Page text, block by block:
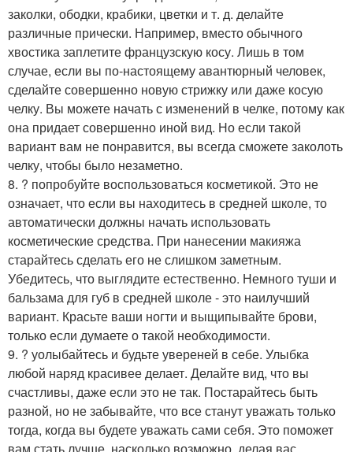
заколки, ободки, крабики, цветки и т. д. делайте
различные прически. Например, вместо обычного
хвостика заплетите французскую косу. Лишь в том
случае, если вы по-настоящему авантюрный человек,
сделайте совершенно новую стрижку или даже косую
челку. Вы можете начать с изменений в челке, потому как
она придает совершенно иной вид. Но если такой
вариант вам не понравится, вы всегда сможете заколоть
челку, чтобы было незаметно.
8. ? попробуйте воспользоваться косметикой. Это не
означает, что если вы находитесь в средней школе, то
автоматически должны начать использовать
косметические средства. При нанесении макияжа
старайтесь сделать его не слишком заметным.
Убедитесь, что выглядите естественно. Немного туши и
бальзама для губ в средней школе - это наилучший
вариант. Красьте ваши ногти и выщипывайте брови,
только если думаете о такой необходимости.
9. ? уолыбайтесь и будьте увереней в себе. Улыбка
любой наряд красивее делает. Делайте вид, что вы
счастливы, даже если это не так. Постарайтесь быть
разной, но не забывайте, что все станут уважать только
тогда, когда вы будете уважать сами себя. Это поможет